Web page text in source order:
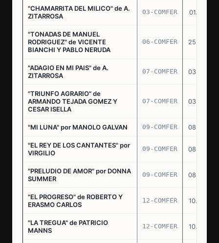
"CHAMARRITA DEL MILICO" de A.
ZITARROSA
03-COMFER 01.02.77
"TONADAS DE MANUEL
RODRIGUEZ" de VICENTE
BIANCHI Y PABLO NERUDA
06-COMFER 25.02.77
"ADAGIO EN MI PAIS" de A.
ZITARROSA
07-COMFER 03.03.77
"TRIUNFO AGRARIO" de
ARMANDO TEJADA GOMEZ Y
CESAR ISELLA
07-COMFER 03.03.77
"MI LUNA" por MANOLO GALVAN 09-COMFER 08.03.77
"EL REY DE LOS CANTANTES" por
VIRGILIO
09-COMFER 08.03.77
"PRELUDIO DE AMOR" por DONNA
SUMMER
09-COMFER 08.03.77
"EL PROGRESO" de ROBERTO Y
ERASMO CARLOS
12-COMFER 10.03.77
"LA TREGUA" de PATRICIO
MANNS
12-COMFER 10.03.77